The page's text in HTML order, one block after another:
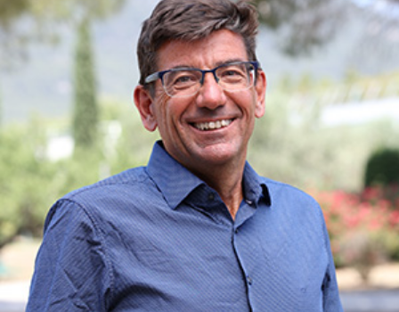
Contact
Membres permanents et rattachés
Doctorants
Personnels techniques et administratifs
Projets
Projets en cours
Projets archivés
Production scientifique
Publications scientifiques
Rapports d’expertises
Thèses & HDR
Formation
Actualités